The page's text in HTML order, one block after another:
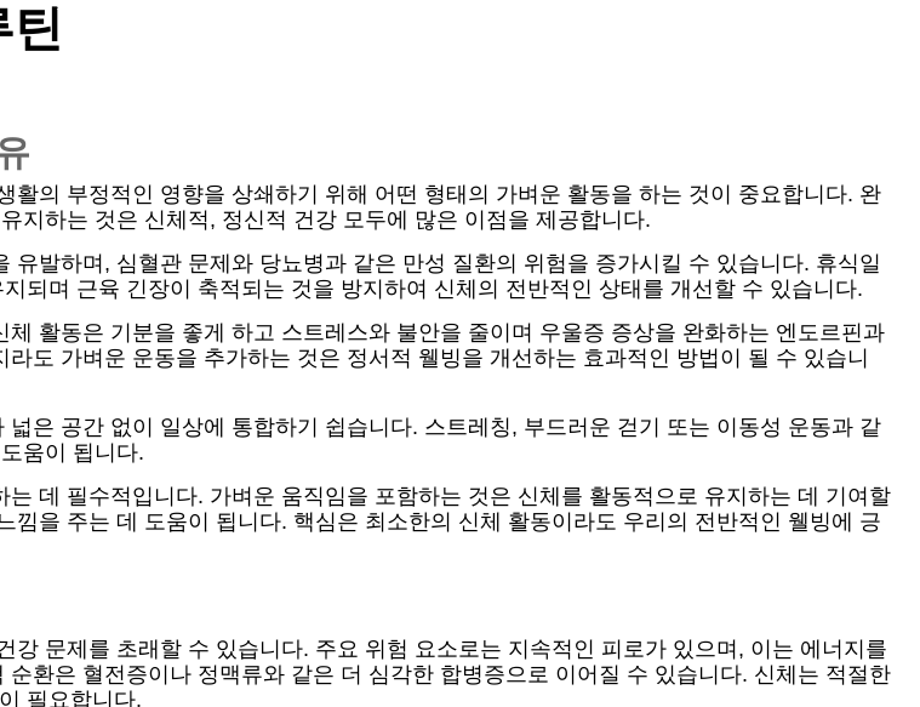
의 부정적인 영향을 상쇄하기 위해 어떤 형태의 가벼운 활동을 하는 것이 중요합니다. 완
지하는 것은 신체적, 정신적 건강 모두에 많은 이점을 제공합니다.
발하며, 심혈관 문제와 당뇨병과 같은 만성 질환의 위험을 증가시킬 수 있습니다. 휴식일
되며 근육 긴장이 축적되는 것을 방지하여 신체의 전반적인 상태를 개선할 수 있습니다.
활동은 기분을 좋게 하고 스트레스와 불안을 줄이며 우울증 증상을 완화하는 엔도르핀과
도 가벼운 운동을 추가하는 것은 정서적 웰빙을 개선하는 효과적인 방법이 될 수 있습니
은 공간 없이 일상에 통합하기 쉽습니다. 스트레칭, 부드러운 걷기 또는 이동성 운동과 같
움이 됩니다.
데 필수적입니다. 가벼운 움직임을 포함하는 것은 신체를 활동적으로 유지하는 데 기여할
을 주는 데 도움이 됩니다. 핵심은 최소한의 신체 활동이라도 우리의 전반적인 웰빙에 긍
문제를 초래할 수 있습니다. 주요 위험 요소로는 지속적인 피로가 있으며, 이는 에너지를
환은 혈전증이나 정맥류와 같은 더 심각한 합병증으로 이어질 수 있습니다. 신체는 적절한
필요합니다.